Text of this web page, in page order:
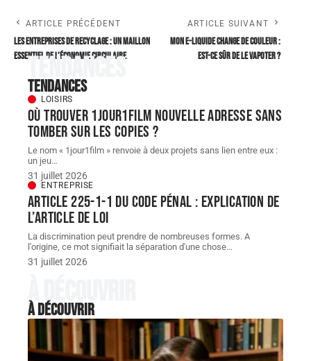
ARTICLE PRÉCÉDENT
Les entreprises de recyclage : un maillon
essentiel de l’économie circulaire
ARTICLE SUIVANT
Mon e-liquide change de couleur :
est-ce sûr de le vapoter ?
Tendances
Tendances
LOISIRS
Où trouver 1jour1film nouvelle adresse sans
tomber sur les copies ?
Le nom « 1jour1film » renvoie à deux projets sans lien entre eux :
un jeu…
31 juillet 2026
ENTREPRISE
Article 225-1-1 du Code pénal : explication de
l’article de loi
La discrimination peut prendre de nombreuses formes. A
l'origine, ce mot signifiait la séparation d'une chose…
31 juillet 2026
À découvrir
À découvrir